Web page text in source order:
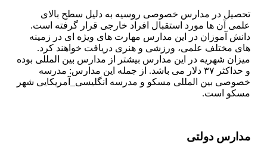
تحصیل در مدارس خصوصی روسیه به دلیل سطح بالای
علمی آن ها مورد استقبال افراد خارجی قرار گرفته است.
دانش آموزان در این مدارس مهارت های ویژه ای در زمینه
های مختلف علمی، ورزشی و هنری دریافت خواهند کرد.
میزان شهریه در این مدارس بیشتر از مدارس بین المللی بوده
و حداکثر ۳۷ دلار می باشد. از جمله این مدارس: مدرسه
خصوصی بین المللی مسکو و مدرسه انگلیسی_آمریکایی شهر
مسکو است.
مدارس دولتی